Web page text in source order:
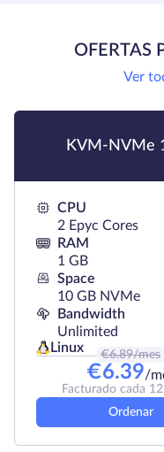
OFERTAS
Ver
KVM-NVMe
CPU
2 Epyc Cores
RAM
1 GB
Space
10 GB NVMe
Bandwidth
Unlimited
Linux
€6.89/mes
€6.39/
Facturado cada
Ordenar